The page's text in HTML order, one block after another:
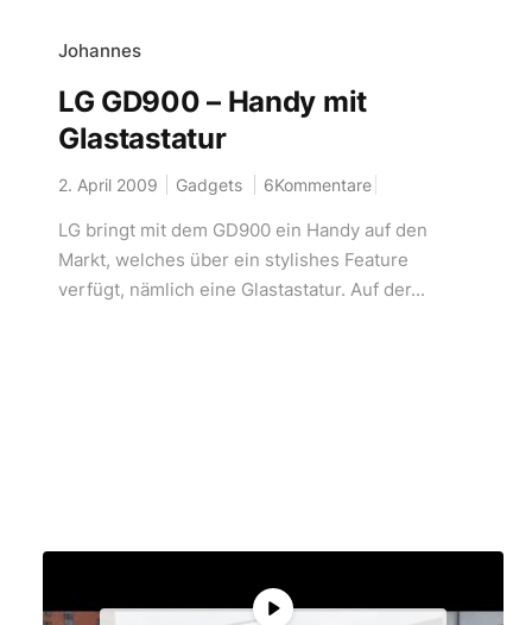
Johannes
LG GD900 – Handy mit
Glastastatur
2. April 2009 Gadgets 6Kommentare
LG bringt mit dem GD900 ein Handy auf den
Markt, welches über ein stylishes Feature
verfügt, nämlich eine Glastastatur. Auf der...